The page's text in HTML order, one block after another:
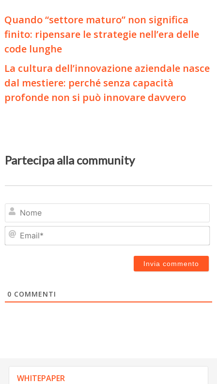
Quando “settore maturo” non significa
finito: ripensare le strategie nell’era delle
code lunghe
La cultura dell’innovazione aziendale nasce
dal mestiere: perché senza capacità
profonde non si può innovare davvero
Partecipa alla community
0 COMMENTI
WHITEPAPER